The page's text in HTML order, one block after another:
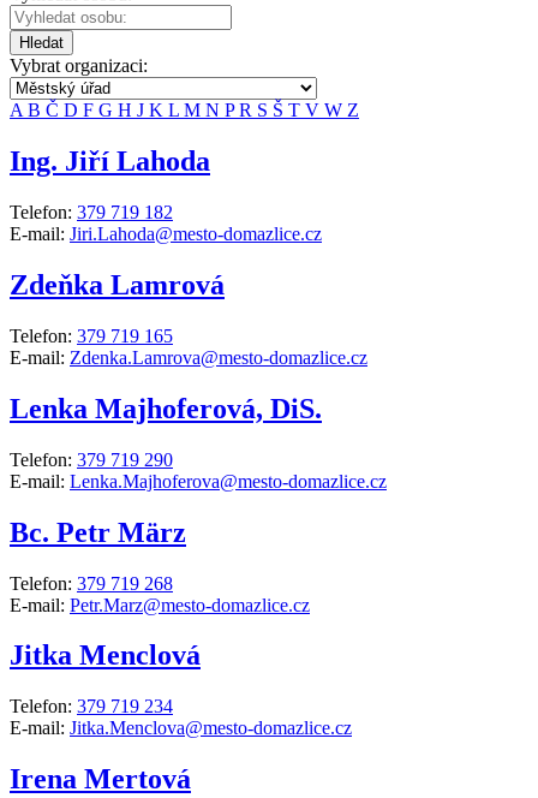
Hledat
Vybrat organizaci:
A B Č D F G H J K L M N PR S Š T V W Z
Ing. Jiří Lahoda
Telefon: 379 719 182
E-mail: Jiri.Lahoda@mesto-domazlice.cz
Zdeňka Lamrová
Telefon: 379 719 165
E-mail: Zdenka.Lamrova@mesto-domazlice.cz
Lenka Majhoferová, DiS.
Telefon: 379 719 290
E-mail: Lenka.Majhoferova@mesto-domazlice.cz
Bc. Petr März
Telefon: 379 719 268
E-mail: Petr.Marz@mesto-domazlice.cz
Jitka Menclová
Telefon: 379 719 234
E-mail: Jitka.Menclova@mesto-domazlice.cz
Irena Mertová